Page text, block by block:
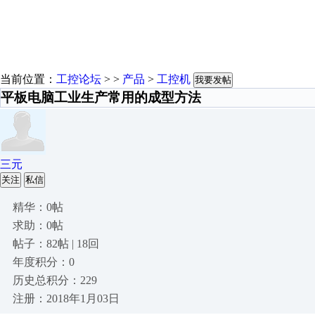
当前位置： 工控论坛 > > 产品 > 工控机 我要发帖
平板电脑工业生产常用的成型方法
三元
关注 私信
精华：0帖
求助：0帖
帖子：82帖 | 18回
年度积分：0
历史总积分：229
注册：2018年1月03日